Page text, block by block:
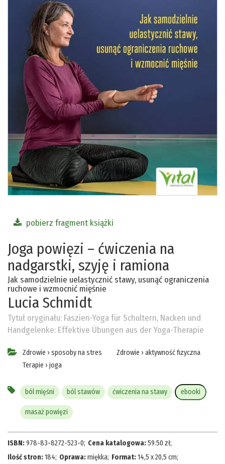
pobierz fragment książki
Joga powięzi – ćwiczenia na
nadgarstki, szyję i ramiona
Jak samodzielnie uelastycznić stawy, usunąć ograniczenia
ruchowe i wzmocnić mięśnie
Lucia Schmidt
Tytuł oryginału: Faszien-Yoga für Schultern, Nacken und
Handgelenke: Effektive Übungen aus der Yoga-Therapie
Zdrowie › sposoby na stres
Terapie › joga
Zdrowie › aktywność fizyczna
ból mięśni ból stawów ćwiczenia na stawy ebooki
masaż powięzi
ISBN:978-83-8272-523-0; Cena katalogowa:59.50 zł;
Ilość stron:184; Oprawa:miękka; Format:14,5 x 20,5 cm;